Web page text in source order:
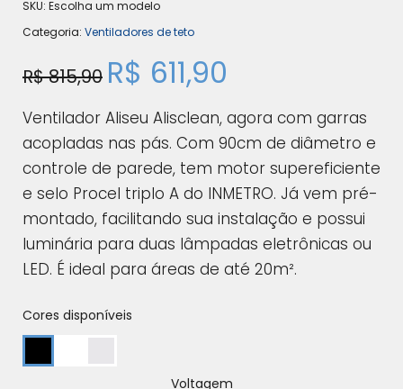
SKU: Escolha um modelo
Categoria: Ventiladores de teto
R$815,90 R$ 611,90
Ventilador Aliseu Alisclean, agora com garras
acopladas nas pás. Com 90cm de diâmetro e
controle de parede, tem motor supereficiente
e selo Procel triplo A do INMETRO. Já vem pré-
montado, facilitando sua instalação e possui
luminária para duas lâmpadas eletrônicas ou
LED. É ideal para áreas de até 20m².
Cores disponíveis
Voltagem